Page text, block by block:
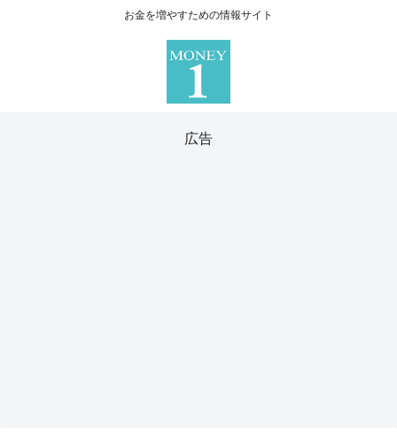
お金を増やすための情報サイト
広告